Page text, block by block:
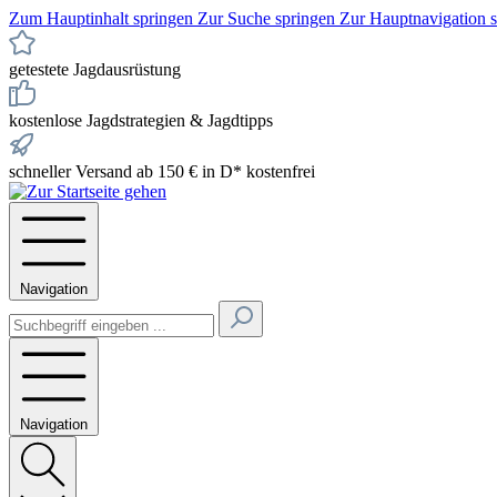
Zum Hauptinhalt springen Zur Suche springen Zur Hauptnavigation
getestete Jagdausrüstung
kostenlose Jagdstrategien & Jagdtipps
schneller Versand ab 150 € in D* kostenfrei
Navigation
Navigation